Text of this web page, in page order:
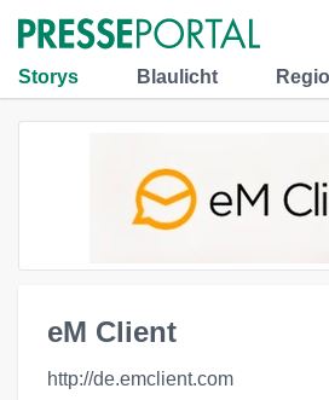
Storys Blaulicht
eM Client
http://de.emclient.com